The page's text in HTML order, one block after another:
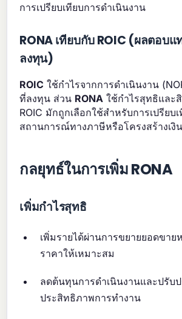
การเปรียบเทียบการดำเนินงาน
RONA เทียบกับ ROIC (ผลตอบ
ลงทุน)
ROIC ใช้กำไรจากการดำเนินงาน
ที่ลงทุน ส่วน RONA ใช้กำไรสุทธิและ
ROIC มักถูกเลือกใช้สำหรับการเปรียบ
สถานการณ์ทางภาษีหรือโครงสร้างเ
กลยุทธ์ในการเพิ่ม RONA
เพิ่มกำไรสุทธิ
เพิ่มรายได้ผ่านการขยายยอดขาย
ราคาให้เหมาะสม
ลดต้นทุนการดำเนินงานและปรับป
ประสิทธิภาพการทำงาน